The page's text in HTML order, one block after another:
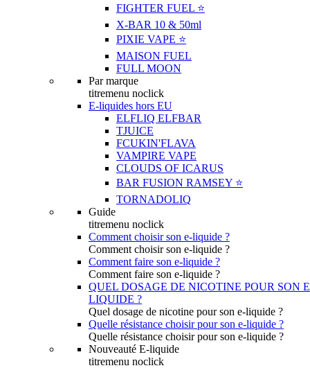
FIGHTER FUEL ⭐️
X-BAR 10 & 50ml
PIXIE VAPE ⭐️
MAISON FUEL
FULL MOON
Par marque
titremenu noclick
E-liquides hors EU
ELFLIQ ELFBAR
TJUICE
FCUKIN'FLAVA
VAMPIRE VAPE
CLOUDS OF ICARUS
BAR FUSION RAMSEY ⭐️
TORNADOLIQ
Guide
titremenu noclick
Comment choisir son e-liquide ?
Comment choisir son e-liquide ?
Comment faire son e-liquide ?
Comment faire son e-liquide ?
QUEL DOSAGE DE NICOTINE POUR SON
LIQUIDE ?
Quel dosage de nicotine pour son e-liquide ?
Quelle résistance choisir pour son e-liquide ?
Quelle résistance choisir pour son e-liquide ?
Nouveauté E-liquide
titremenu noclick